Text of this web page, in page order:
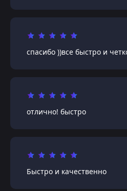
спасибо ))все быстро и
отлично! быстро
Быстро и качественно